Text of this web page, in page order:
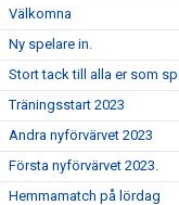
Välkomna
Ny spelare in.
Stort tack till alla er som
Träningsstart 2023
Andra nyförvärvet 2023
Första nyförvärvet 2023.
Hemmamatch på lördag